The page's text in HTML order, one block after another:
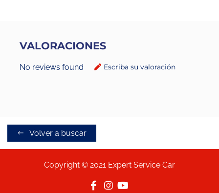
VALORACIONES
No reviews found Escriba su valoración
Volver a buscar
Copyright © 2021 Expert Service Car